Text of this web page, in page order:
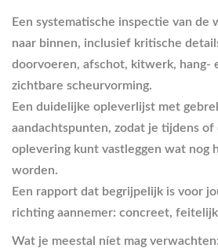
Een systematische inspectie van de
naar binnen, inclusief kritische
doorvoeren, afschot, kitwerk, hang-
zichtbare scheurvorming.
Een duidelijke opleverlijst met
aandachtspunten, zodat je tijdens of
oplevering kunt vastleggen wat nog
worden.
Een rapport dat begrijpelijk is voor
richting aannemer: concreet,
Wat je meestal níet mag verwachten: